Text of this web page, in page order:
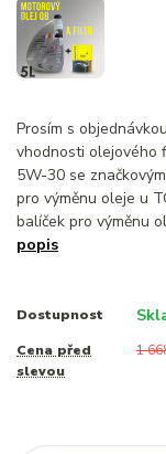
Prosím s
vhodnosti olejového
5W-30 se
pro výměnu oleje u
balíček pro výměnu
popis
Dostupnost
Cena před
slevou
1